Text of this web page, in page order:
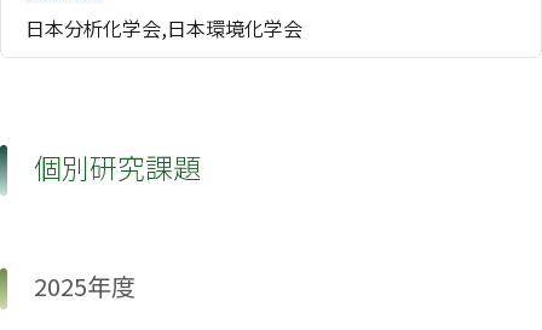
日本分析化学会,日本環境化学会
個別研究課題
2025年度